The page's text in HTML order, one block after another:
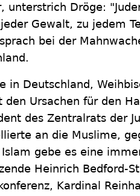
unterstrich Dröge:
Gewalt, zu jedem
bei der
in Deutschland,
Ursachen für den
des Zentralrats der
an die Muslime,
gebe es eine
Heinrich Bedford-
Kardinal